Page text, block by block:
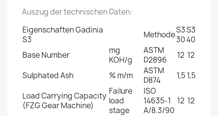
Auszug der technischen Daten:
Eigenschaften Gadinia
S3
MethodeS3
30
S3
40
Base Number
mg
KOH/g
ASTM
D2896
12 12
Sulphated Ash
% m/m
ASTM
D874
1,5 1,5
Load Carrying Capacity
(FZG Gear Machine)
Failure
load
stage
ISO
14635-1
A/8.3/90
12 12